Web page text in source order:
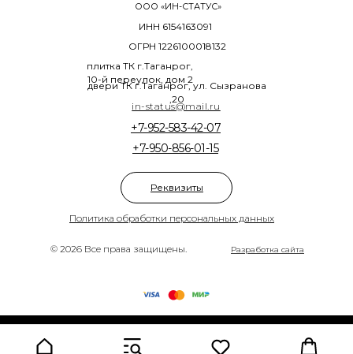
© 2026 Все права защищены.
Политика обработки персональных данных
+7-950-856-01-15
+7-952-583-42-07
ООО «ИН-СТАТУС»
плитка ТК г.Таганрог,
10-й переулок, дом 2
двери ТК г.Таганрог, ул. Сызранова
,20
ОГРН 1226100018132
ИНН 6154163091
Разработка сайта
in-status@mail.ru
Реквизиты
Made on Tilda